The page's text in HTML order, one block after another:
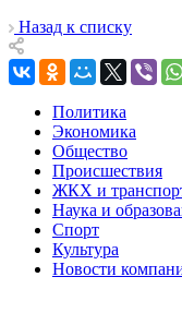
Назад к списку
Политика
Экономика
Общество
Происшествия
ЖКХ и
Наука и
Спорт
Культура
Новости